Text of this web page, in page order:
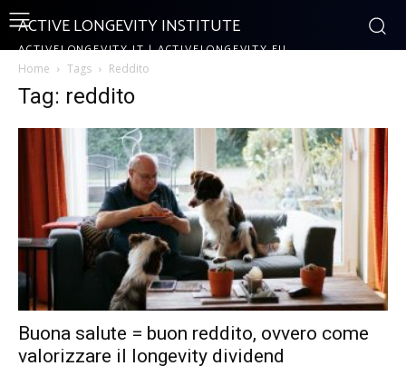
ACTIVE LONGEVITY INSTITUTE
ACTIVELONGEVITY.IT | ACTIVELONGEVITY.EU
Home Tags Reddito
Tag: reddito
Buona salute = buon reddito, ovvero come
valorizzare il longevity dividend